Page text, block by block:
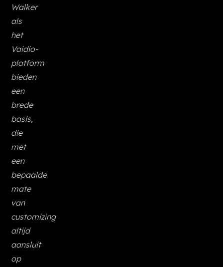
Walker
als
het
Vaidio-
platform
bieden
een
brede
basis,
die
met
een
bepaalde
mate
van
customizing
altijd
aansluit
op